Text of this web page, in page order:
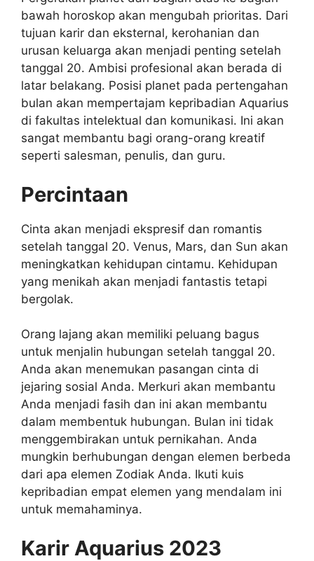
bawah horoskop akan mengubah prioritas. Dari
tujuan karir dan eksternal, kerohanian dan
urusan keluarga akan menjadi penting setelah
tanggal 20. Ambisi profesional akan berada di
latar belakang. Posisi planet pada pertengahan
bulan akan mempertajam kepribadian Aquarius
di fakultas intelektual dan komunikasi. Ini akan
sangat membantu bagi orang-orang kreatif
seperti salesman, penulis, dan guru.
Percintaan
Cinta akan menjadi ekspresif dan romantis
setelah tanggal 20. Venus, Mars, dan Sun akan
meningkatkan kehidupan cintamu. Kehidupan
yang menikah akan menjadi fantastis tetapi
bergolak.
Orang lajang akan memiliki peluang bagus
untuk menjalin hubungan setelah tanggal 20.
Anda akan menemukan pasangan cinta di
jejaring sosial Anda. Merkuri akan membantu
Anda menjadi fasih dan ini akan membantu
dalam membentuk hubungan. Bulan ini tidak
menggembirakan untuk pernikahan. Anda
mungkin berhubungan dengan elemen berbeda
dari apa elemen Zodiak Anda. Ikuti kuis
kepribadian empat elemen yang mendalam ini
untuk memahaminya.
Karir Aquarius 2023